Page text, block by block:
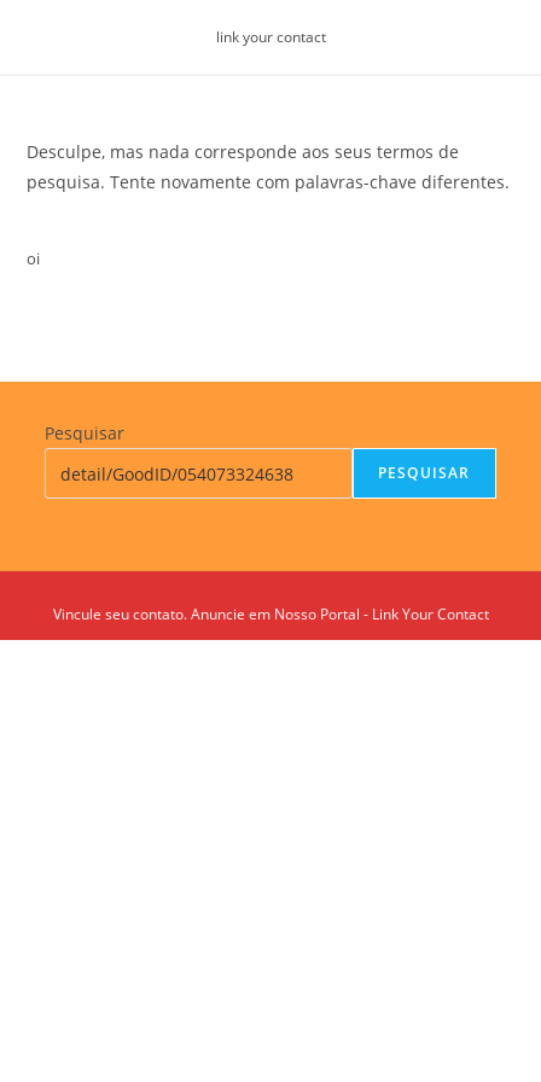
link your contact
Desculpe, mas nada corresponde aos seus termos de
pesquisa. Tente novamente com palavras-chave diferentes.
oi
Pesquisar
PESQUISAR
Vincule seu contato. Anuncie em Nosso Portal - Link Your Contact